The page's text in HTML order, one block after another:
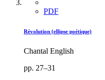
PDF
Révolution (ellipse poétique)
Chantal English
pp. 27–31